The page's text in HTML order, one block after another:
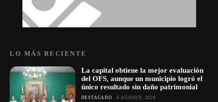
LO MÁS RECIENTE
La capital obtiene la mejor evaluación
del OFS, aunque un municipio logró el
único resultado sin daño patrimonial
DESTACADO 6 AGOSTO, 2026